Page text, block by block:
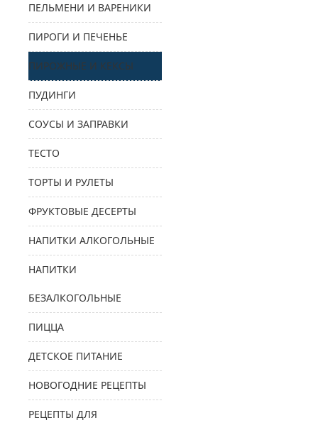
ПЕЛЬМЕНИ И ВАРЕНИКИ
ПИРОГИ И ПЕЧЕНЬЕ
ПИРОЖНЫЕ И КЕКСЫ
ПУДИНГИ
СОУСЫ И ЗАПРАВКИ
ТЕСТО
ТОРТЫ И РУЛЕТЫ
ФРУКТОВЫЕ ДЕСЕРТЫ
НАПИТКИ АЛКОГОЛЬНЫЕ
НАПИТКИ
БЕЗАЛКОГОЛЬНЫЕ
ПИЦЦА
ДЕТСКОЕ ПИТАНИЕ
НОВОГОДНИЕ РЕЦЕПТЫ
РЕЦЕПТЫ ДЛЯ